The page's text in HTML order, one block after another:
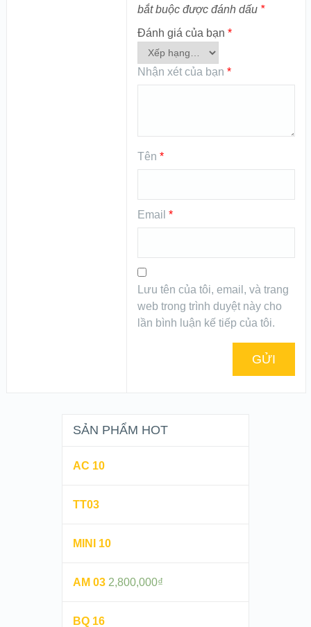
bắt buộc được đánh dấu *
Đánh giá của bạn*
Nhận xét của bạn*
Tên*
Email*
Lưu tên của tôi, email, và trang
web trong trình duyệt này cho
lần bình luận kế tiếp của tôi.
SẢN PHẨM HOT
AC 10
TT03
MINI 10
AM 03 2,800,000₫
BQ 16